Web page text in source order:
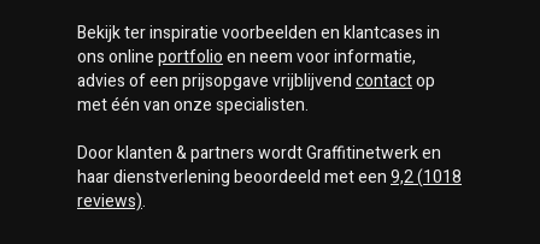
Bekijk ter inspiratie voorbeelden en klantcases in
ons onlineportfolioen neem voor informatie,
advies of een prijsopgave vrijblijvendcontactop
met één van onze specialisten.
Door klanten & partners wordtGraffitinetwerken
haar dienstverlening beoordeeld met een9,2(1018
reviews).